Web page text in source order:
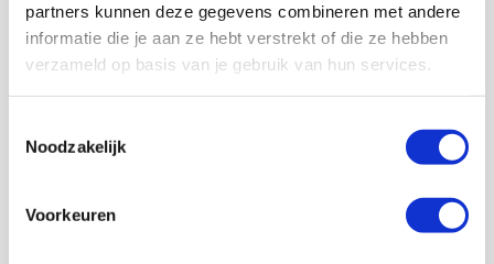
partners kunnen deze gegevens combineren met andere
informatie die je aan ze hebt verstrekt of die ze hebben
verzameld op basis van je gebruik van hun services.
Noodzakelijk
Voorkeuren
Heb je een vraag?
Kijk dan bij onze
veelgestelde vragen
of neem
Met meer dan 150.000 Ajacieden